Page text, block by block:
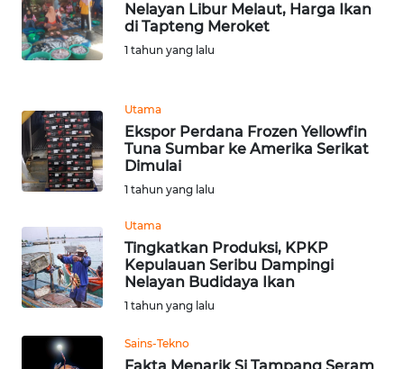
Nelayan Libur Melaut, Harga Ikan
di Tapteng Meroket
1 tahun yang lalu
Utama
Ekspor Perdana Frozen Yellowfin
Tuna Sumbar ke Amerika Serikat
Dimulai
1 tahun yang lalu
Utama
Tingkatkan Produksi, KPKP
Kepulauan Seribu Dampingi
Nelayan Budidaya Ikan
1 tahun yang lalu
Sains-Tekno
PEDOMAN
MEDIA
SIBER
KARIR
Wahana
News
Regional
SUMUT